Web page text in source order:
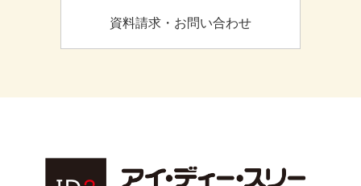
資料請求・お問い合わせ